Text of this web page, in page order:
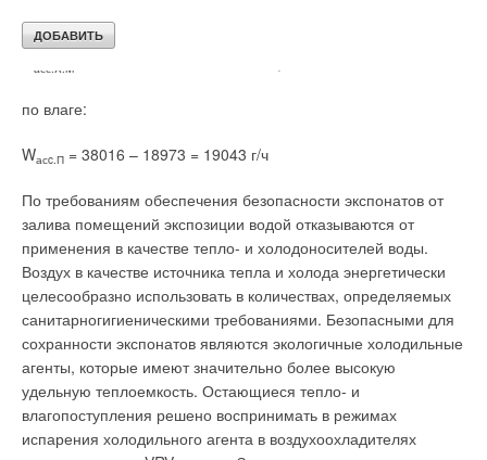
теплу
асс.X.M
по влаге:
Wасc.П = 38016 – 18973 = 19043 г/ч
По требованиям обеспечения безопасности экспонатов от
залива помещений экспозиции водой отказываются от
применения в качестве тепло- и холодоносителей воды.
Воздух в качестве источника тепла и холода энергетически
целесообразно использовать в количествах, определяемых
санитарногигиеническими требованиями. Безопасными для
сохранности экспонатов являются экологичные холодильные
агенты, которые имеют значительно более высокую
удельную теплоемкость. Остающиеся тепло- и
влагопоступления решено воспринимать в режимах
испарения холодильного агента в воздухоохладителях